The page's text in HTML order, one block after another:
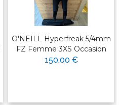
O'NEILL Hyperfreak 5/4mm
FZ Femme 3XS Occasion
150,00 €